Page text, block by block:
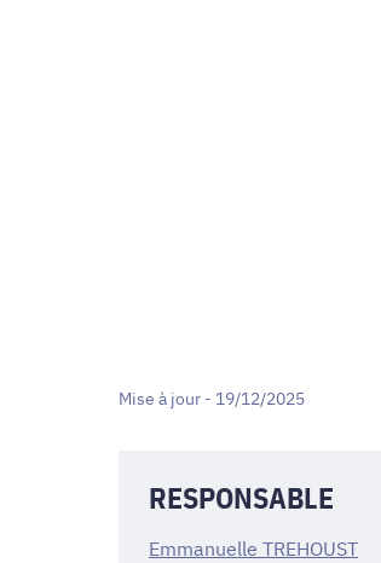
Mise à jour - 19/12/2025
RESPONSABLE
Emmanuelle TREHOUST